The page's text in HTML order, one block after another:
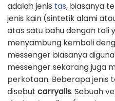
adalah jenis tas, biasanya
jenis kain (sintetik alami
atas satu bahu dengan tali
menyambung kembali
messenger biasanya
messenger sekarang juga
perkotaan. Beberapa jenis
disebut carryalls. Sebuah